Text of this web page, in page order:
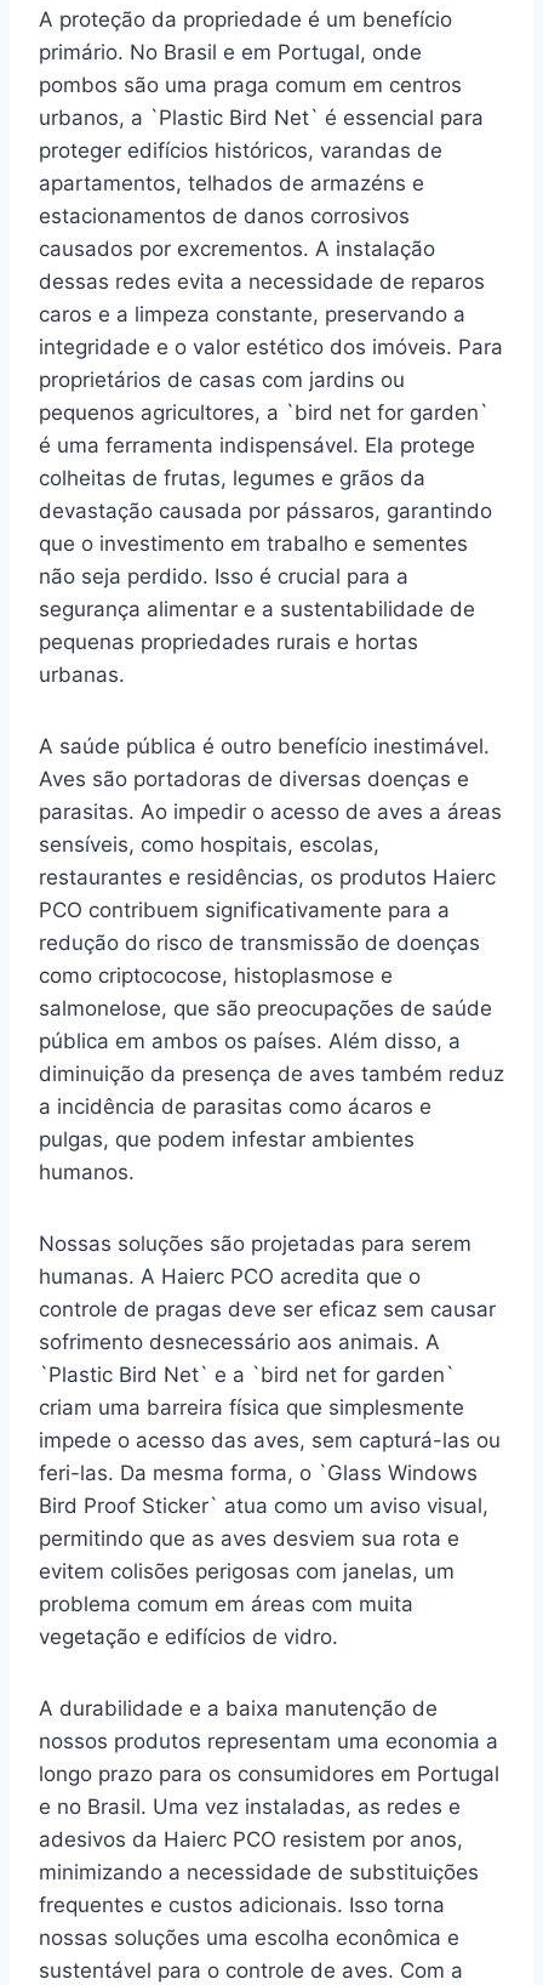
A proteção da propriedade é um benefício
primário. No Brasil e em Portugal, onde
pombos são uma praga comum em centros
urbanos, a `Plastic Bird Net` é essencial para
proteger edifícios históricos, varandas de
apartamentos, telhados de armazéns e
estacionamentos de danos corrosivos
causados por excrementos. A instalação
dessas redes evita a necessidade de reparos
caros e a limpeza constante, preservando a
integridade e o valor estético dos imóveis. Para
proprietários de casas com jardins ou
pequenos agricultores, a `bird net for garden`
é uma ferramenta indispensável. Ela protege
colheitas de frutas, legumes e grãos da
devastação causada por pássaros, garantindo
que o investimento em trabalho e sementes
não seja perdido. Isso é crucial para a
segurança alimentar e a sustentabilidade de
pequenas propriedades rurais e hortas
urbanas.
A saúde pública é outro benefício inestimável.
Aves são portadoras de diversas doenças e
parasitas. Ao impedir o acesso de aves a áreas
sensíveis, como hospitais, escolas,
restaurantes e residências, os produtos Haierc
PCO contribuem significativamente para a
redução do risco de transmissão de doenças
como criptococose, histoplasmose e
salmonelose, que são preocupações de saúde
pública em ambos os países. Além disso, a
diminuição da presença de aves também reduz
a incidência de parasitas como ácaros e
pulgas, que podem infestar ambientes
humanos.
Nossas soluções são projetadas para serem
humanas. A Haierc PCO acredita que o
controle de pragas deve ser eficaz sem causar
sofrimento desnecessário aos animais. A
`Plastic Bird Net` e a `bird net for garden`
criam uma barreira física que simplesmente
impede o acesso das aves, sem capturá-las ou
feri-las. Da mesma forma, o `Glass Windows
Bird Proof Sticker` atua como um aviso visual,
permitindo que as aves desviem sua rota e
evitem colisões perigosas com janelas, um
problema comum em áreas com muita
vegetação e edifícios de vidro.
A durabilidade e a baixa manutenção de
nossos produtos representam uma economia a
longo prazo para os consumidores em Portugal
e no Brasil. Uma vez instaladas, as redes e
adesivos da Haierc PCO resistem por anos,
minimizando a necessidade de substituições
frequentes e custos adicionais. Isso torna
nossas soluções uma escolha econômica e
sustentável para o controle de aves. Com a